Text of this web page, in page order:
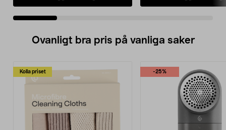
Ovanligt bra pris på vanliga saker
Kolla priset -25%